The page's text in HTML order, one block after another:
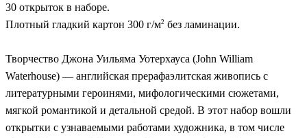
30 открыток в наборе.
Плотный гладкий картон 300 г/м2 без ламинации.
Творчество Джона Уильяма Уотерхауса (John William
Waterhouse) — английская прерафаэлитская живопись с
литературными героинями, мифологическими сюжетами,
мягкой романтикой и детальной средой. В этот набор вошли
открытки с узнаваемыми работами художника, в том числе